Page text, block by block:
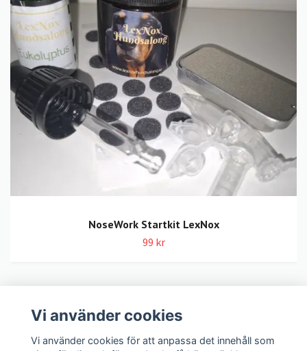
NoseWork Startkit LexNox
99 kr
LexNox Hundshop
Vi använder cookies
Vi använder cookies för att anpassa det innehåll som